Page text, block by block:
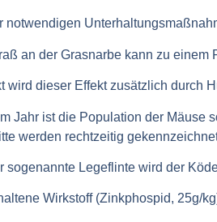
notwendigen
an der Grasnarbe kann zu
wird dieser Effekt zusätzlich durch
Jahr ist die Population der Mäuse
werden rechtzeitig
sogenannte Legeflinte wird der
Wirkstoff (Zinkphospid, 25g/